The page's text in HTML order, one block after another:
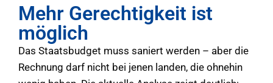
Mehr Gerechtigkeit ist
möglich
Das Staatsbudget muss saniert werden – aber die
Rechnung darf nicht bei jenen landen, die ohnehin